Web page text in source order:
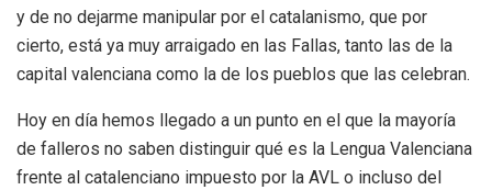
y de no dejarme manipular por el catalanismo, que por
cierto, está ya muy arraigado en las Fallas, tanto las de la
capital valenciana como la de los pueblos que las celebran.
Hoy en día hemos llegado a un punto en el que la mayoría
de falleros no saben distinguir qué es la Lengua Valenciana
frente al catalenciano impuesto por la AVL o incluso del